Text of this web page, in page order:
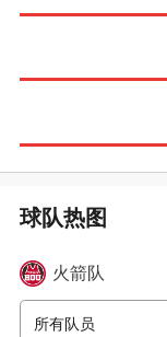
火箭队
所有队员
球队热图